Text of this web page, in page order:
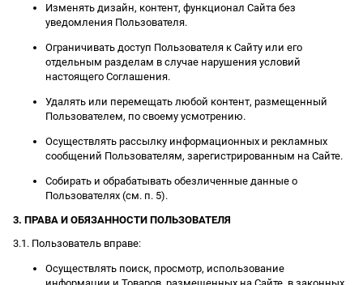
Изменять дизайн, контент, функционал Сайта без
уведомления Пользователя.
Ограничивать доступ Пользователя к Сайту или его
отдельным разделам в случае нарушения условий
настоящего Соглашения.
Удалять или перемещать любой контент, размещенный
Пользователем, по своему усмотрению.
Осуществлять рассылку информационных и рекламных
сообщений Пользователям, зарегистрированным на Сайте.
Собирать и обрабатывать обезличенные данные о
Пользователях (см. п. 5).
3. ПРАВА И ОБЯЗАННОСТИ ПОЛЬЗОВАТЕЛЯ
3.1. Пользователь вправе:
Осуществлять поиск, просмотр, использование